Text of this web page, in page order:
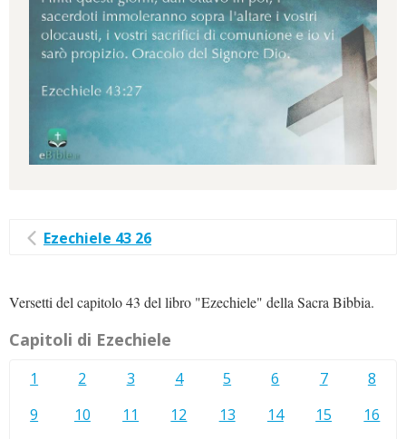
Ezechiele 43 26
Versetti del capitolo 43 del libro "Ezechiele" della Sacra Bibbia.
Capitoli di Ezechiele
1 2 3 4 5 6 7
8
9
10 11 12 13 14 15
16